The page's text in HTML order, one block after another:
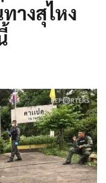
ขบวน
งสุไหง